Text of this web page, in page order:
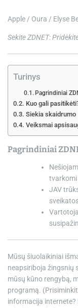
Apple / Oura / Elyse
Sekite ZDNET:
Turinys
Pagrindiniai
Kuo gali
Siekia skaidrumo
Veiksmai
Pagrindiniai
tvarkomi
JAV
Mūsų šiuolaikiniai
neapsiriboja žingsnių
mūsų kūno rengybą,
programą.
informacija internete?